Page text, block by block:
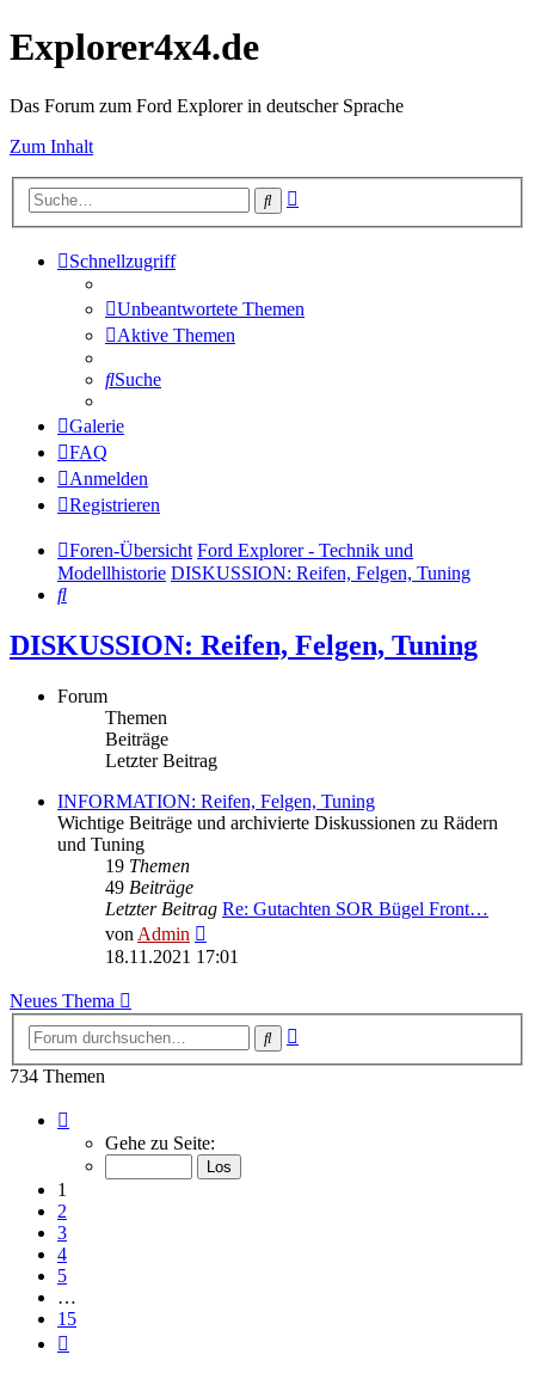
Explorer4x4.de
Das Forum zum Ford Explorer in deutscher Sprache
Zum Inhalt
Suche
Schnellzugriff
Unbeantwortete Themen
Aktive Themen
Suche
Galerie
FAQ
Anmelden
Registrieren
Foren-Übersicht Ford Explorer - Technik und
Modellhistorie DISKUSSION: Reifen, Felgen, Tuning
Suche
DISKUSSION: Reifen, Felgen, Tuning
Forum
Themen
Beiträge
Letzter Beitrag
INFORMATION: Reifen, Felgen, Tuning
Wichtige Beiträge und archivierte Diskussionen zu Rädern
und Tuning
19 Themen
49 Beiträge
Letzter Beitrag Re: Gutachten SOR Bügel Front…
von Admin
Beitrag
18.11.2021 17:01
Neues Thema
Suche
734 Themen
von
Gehe zu Seite:
1
2
3
4
5
…
15